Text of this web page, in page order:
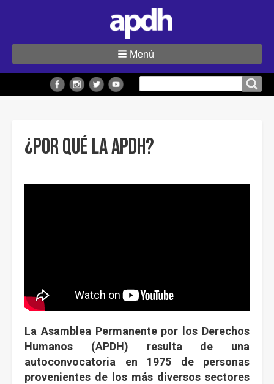
sitio
Menú
¿Por qué la APDH?
La Asamblea Permanente por los Derechos
Humanos (APDH) resulta de una
autoconvocatoria en 1975 de personas
provenientes de los más diversos sectores